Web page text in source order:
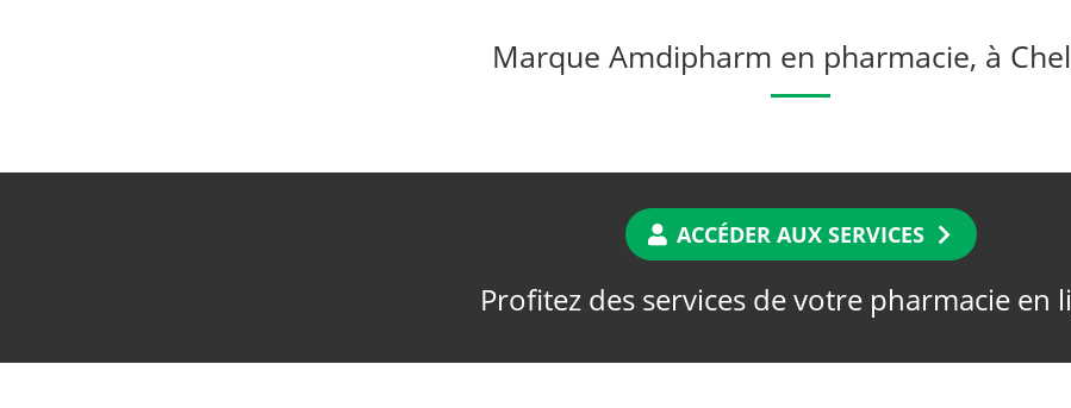
Marque Amdipharm en pharmacie, à
ACCÉDER AUX SERVICES
Profitez des services de votre pharmacie en